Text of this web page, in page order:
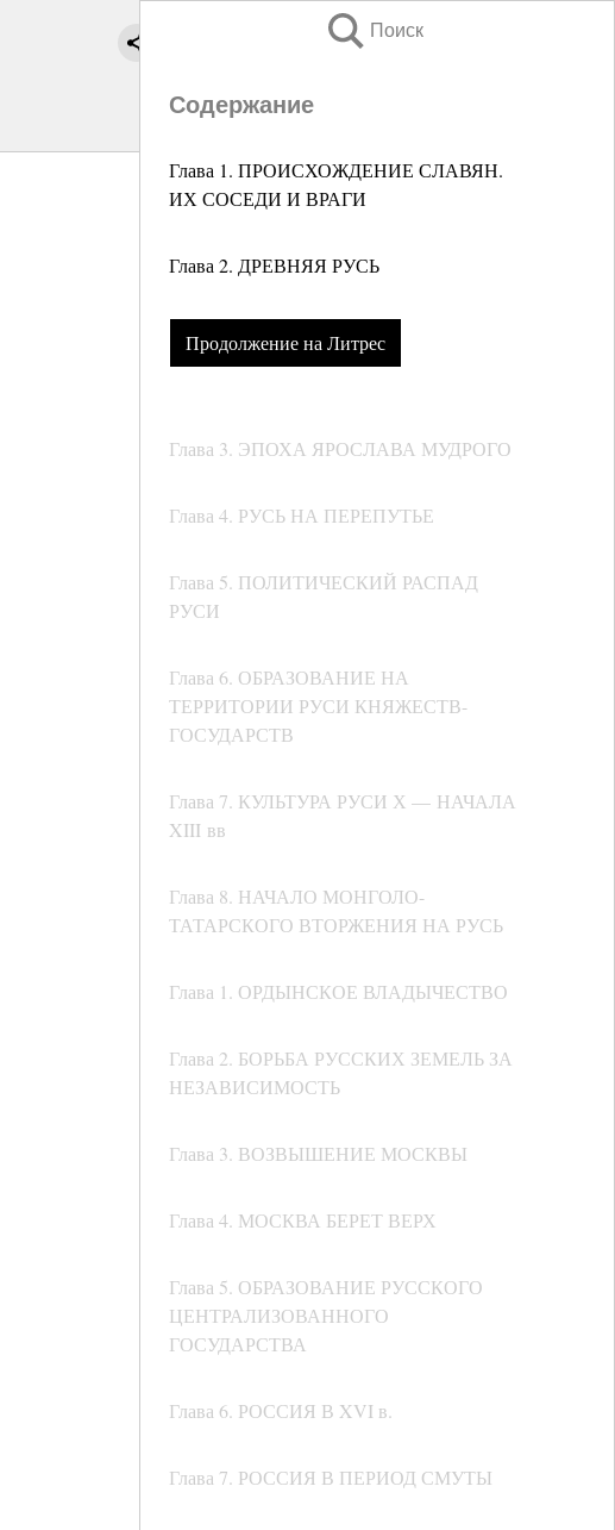
Поиск
Содержание
Глава 1. ПРОИСХОЖДЕНИЕ СЛАВЯН.
ИХ СОСЕДИ И ВРАГИ
Глава 2. ДРЕВНЯЯ РУСЬ
Продолжение на Литрес
Глава 3. ЭПОХА ЯРОСЛАВА МУДРОГО
Глава 4. РУСЬ НА ПЕРЕПУТЬЕ
Глава 5. ПОЛИТИЧЕСКИЙ РАСПАД
РУСИ
Глава 6. ОБРАЗОВАНИЕ НА
ТЕРРИТОРИИ РУСИ КНЯЖЕСТВ-
ГОСУДАРСТВ
Глава 7. КУЛЬТУРА РУСИ Х — НАЧАЛА
XIII вв
Глава 8. НАЧАЛО МОНГОЛО-
ТАТАРСКОГО ВТОРЖЕНИЯ НА РУСЬ
Глава 1. ОРДЫНСКОЕ ВЛАДЫЧЕСТВО
Глава 2. БОРЬБА РУССКИХ ЗЕМЕЛЬ ЗА
НЕЗАВИСИМОСТЬ
Глава 3. ВОЗВЫШЕНИЕ МОСКВЫ
Глава 4. МОСКВА БЕРЕТ ВЕРХ
Глава 5. ОБРАЗОВАНИЕ РУССКОГО
ЦЕНТРАЛИЗОВАННОГО
ГОСУДАРСТВА
Глава 6. РОССИЯ В XVI в.
Глава 7. РОССИЯ В ПЕРИОД СМУТЫ